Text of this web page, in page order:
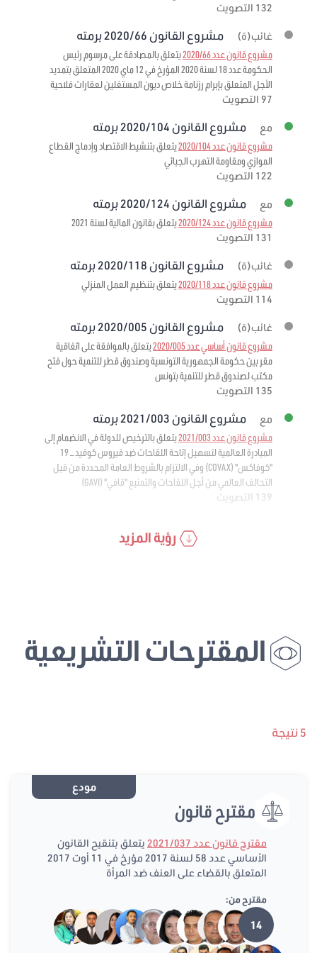
132 التصويت
غائب(ة) مشروع القانون 2020/66 برمته
مشروع قانون عدد 2020/66
يتعلق بالمصادقة على مرسوم رئيس
الحكومة عدد 18 لسنة 2020 المؤرخ في 12 ماي 2020 المتعلق بتمديد
الأجل المتعلق بإبرام رزنامة خلاص ديون المستغلين لعقارات فلاحية
97 التصويت
مع مشروع القانون 2020/104 برمته
مشروع قانون عدد 2020/104
يتعلق بتنشيط الاقتصاد وإدماج القطاع
الموازي ومقاومة التهرب الجبائي
122 التصويت
مع مشروع القانون 2020/124 برمته
مشروع قانون عدد 2020/124
يتعلق بقانون المالية لسنة 2021
131 التصويت
غائب(ة) مشروع القانون 2020/118 برمته
مشروع قانون عدد 2020/118
يتعلق بتنظيم العمل المنزلي
114 التصويت
غائب(ة) مشروع القانون 2020/005 برمته
مشروع قانون أساسي عدد 2020/005
يتعلق بالموافقة على اتفاقية
مقر بين حكومة الجمهورية التونسية وصندوق قطر للتنمية حول فتح
مكتب لصندوق قطر للتنمية بتونس
135 التصويت
مع مشروع القانون 2021/003 برمته
مشروع قانون عدد 2021/003
يتعلق بالترخيص للدولة في الانضمام إلى
المبادرة العالمية لتسهيل إتاحة اللقاحات ضد فيروس كوفيد – 19
"كوفاكس" (COVAX) وفي الالتزام بالشروط العامة المحددة من قبل
التحالف العالمي من أجل اللقاحات والتمنيع "قافي" (GAVI)
139 التصويت
رؤية المزيد
المقترحات التشريعية
5 نتيجة
مودع
مقترح قانون
مقترح قانون عدد 2021/037
يتعلق بتنقيح القانون
الأساسي عدد 58 لسنة 2017 مؤرخ في 11 أوت 2017
المتعلق بالقضاء على العنف ضد المرأة
مقترح من:
14